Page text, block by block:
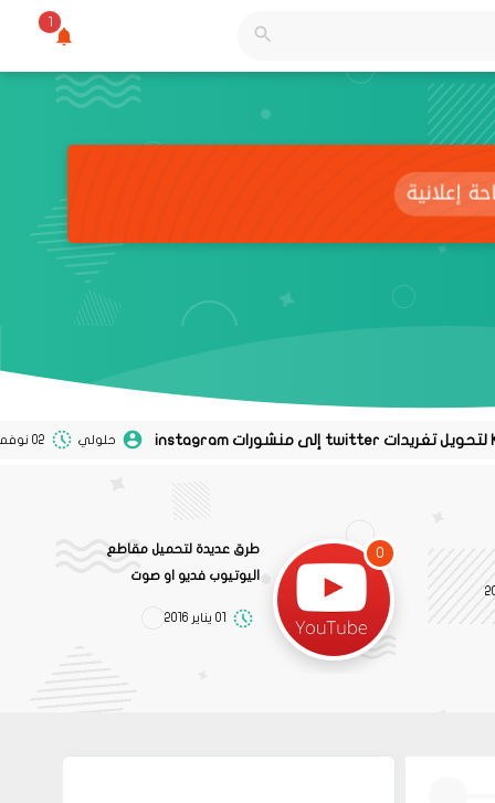
1
حلولي 02 نوفمبر 2020
0
طرق عديدة لتحميل مقاطع
اليوتيوب فديو او صوت
01 يناير 2016